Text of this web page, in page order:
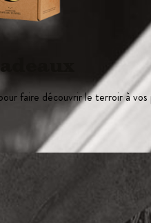
faire découvrir le terroir à